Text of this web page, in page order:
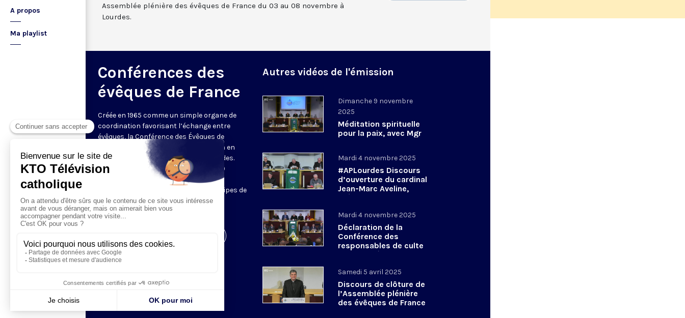
A propos
Ma playlist
Assemblée plénière des évêques de France du 03 au 08 novembre à
Lourdes.
Conférences des
évêques de France
Créée en 1965 comme un simple organe de
coordination favorisant l’échange entre
évêques, la Conférence des Évêques de
France (CEF) se réunit deux fois par an en
Assemblée Plénière, en général à Lourdes.
C’est l’occasion pour ses quelques 120
membres de débattre sur des sujets
sociétaux, sociaux et éthiques. Les équipes de
KTO ne manquent pas de couvrir
l'événement.
Autres vidéos de l'émission
Dimanche 9 novembre
2025
Méditation spirituelle
pour la paix, avec Mgr
9 novembre 2025
Mardi 4 novembre 2025
#APLourdes Discours
d’ouverture du cardinal
Jean-Marc Aveline,
président de la CEF - 4
Mardi 4 novembre 2025
Déclaration de la
Conférence des
responsables de culte
en France à propos de
Samedi 5 avril 2025
Discours de clôture de
l’Assemblée plénière
des évêques de France